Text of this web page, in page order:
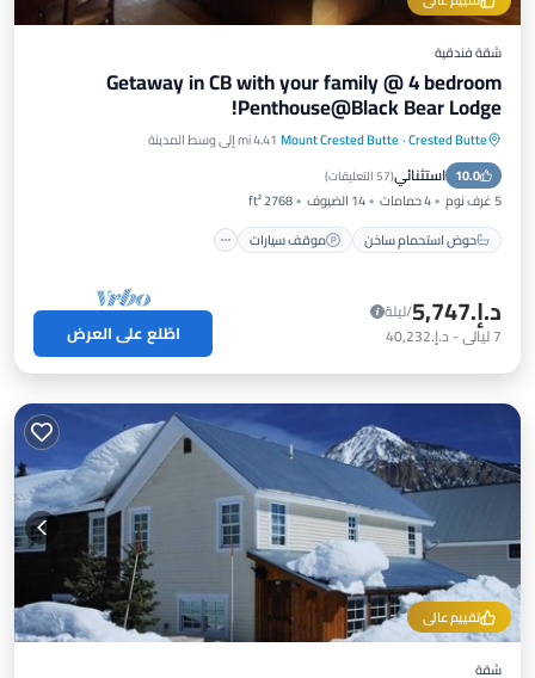
شقة فندقية
Getaway in CB with your family @ 4 bedroom
Penthouse@Black Bear Lodge!
Crested Butte
·
Mount Crested Butte 4.41 mi إلى وسط المدينة
10.0 استثنائي(57 التعليقات )
5 غرف نوم 4 حمامات 14 الضيوف
2768 ft²
حوض استحمام ساخن
موقف سيارات
حوض استحمام ساخن
موقف سيارات
شرفة / تراس
د.إ.‏5,747
/ليلة
7ليالي- د.إ.‏40,232 اطّلع على العرض
تقييم عالي
شقة